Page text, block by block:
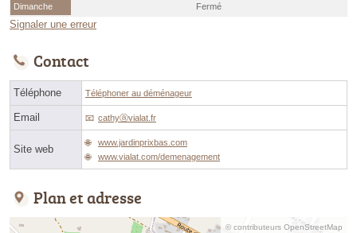
Dimanche
Fermé
Signaler une erreur
Contact
Téléphone Téléphoner au déménageur
Email cathyⓐvialat.fr
Site web
www.jardinprixbas.com
www.vialat.com/demenagement
Plan et adresse
© contributeurs OpenStreetMap